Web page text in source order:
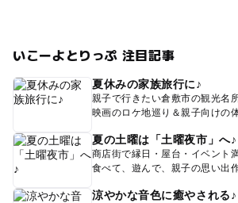
いこーよとりっぷ 注目記事
夏休みの家族旅行に♪
親子で行きたい倉敷市の観光名
映画のロケ地巡り＆親子向けの
夏の土曜は「土曜夜市」へ♪
商店街で縁日・屋台・イベント
食べて、遊んで、親子の思い出
涼やかな音色に癒やされる♪